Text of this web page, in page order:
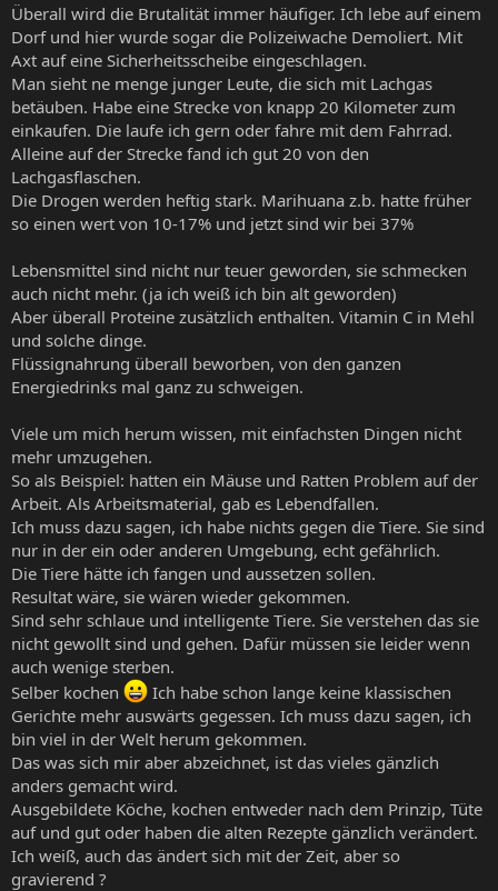
Überall wird die Brutalität immer häufiger. Ich lebe auf einem
Dorf und hier wurde sogar die Polizeiwache Demoliert. Mit
Axt auf eine Sicherheitsscheibe eingeschlagen.
Man sieht ne menge junger Leute, die sich mit Lachgas
betäuben. Habe eine Strecke von knapp 20 Kilometer zum
einkaufen. Die laufe ich gern oder fahre mit dem Fahrrad.
Alleine auf der Strecke fand ich gut 20 von den
Lachgasflaschen.
Die Drogen werden heftig stark. Marihuana z.b. hatte früher
so einen wert von 10-17% und jetzt sind wir bei 37%
Lebensmittel sind nicht nur teuer geworden, sie schmecken
auch nicht mehr. (ja ich weiß ich bin alt geworden)
Aber überall Proteine zusätzlich enthalten. Vitamin C in Mehl
und solche dinge.
Flüssignahrung überall beworben, von den ganzen
Energiedrinks mal ganz zu schweigen.
Viele um mich herum wissen, mit einfachsten Dingen nicht
mehr umzugehen.
So als Beispiel: hatten ein Mäuse und Ratten Problem auf der
Arbeit. Als Arbeitsmaterial, gab es Lebendfallen.
Ich muss dazu sagen, ich habe nichts gegen die Tiere. Sie sind
nur in der ein oder anderen Umgebung, echt gefährlich.
Die Tiere hätte ich fangen und aussetzen sollen.
Resultat wäre, sie wären wieder gekommen.
Sind sehr schlaue und intelligente Tiere. Sie verstehen das sie
nicht gewollt sind und gehen. Dafür müssen sie leider wenn
auch wenige sterben.
Selber kochen
Ich habe schon lange keine klassischen
Gerichte mehr auswärts gegessen. Ich muss dazu sagen, ich
bin viel in der Welt herum gekommen.
Das was sich mir aber abzeichnet, ist das vieles gänzlich
anders gemacht wird.
Ausgebildete Köche, kochen entweder nach dem Prinzip, Tüte
auf und gut oder haben die alten Rezepte gänzlich verändert.
Ich weiß, auch das ändert sich mit der Zeit, aber so
gravierend ?